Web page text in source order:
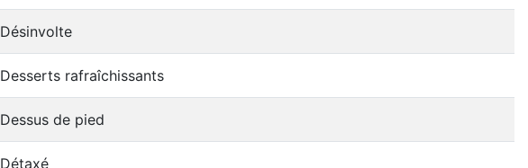
Désinvolte
Desserts rafraîchissants
Dessus de pied
Détaxé